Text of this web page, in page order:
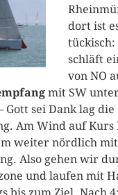
dort ist
schläft
von NO
mit SW
Gott sei Dank lag
Am Wind auf Kurs
m weiter nördlich
Also gehen wir
und laufen mit